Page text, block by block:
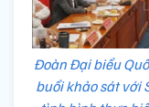
Đoàn Đại biểu
buổi khảo sát với